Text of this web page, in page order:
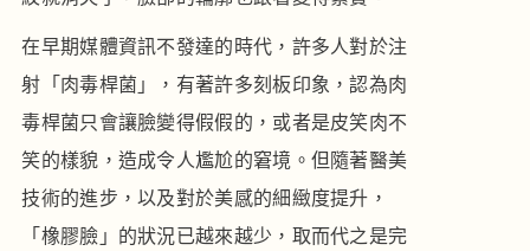
在早期媒體資訊不發達的時代，許多人對於注
射「肉毒桿菌」，有著許多刻板印象，認為肉
毒桿菌只會讓臉變得假假的，或者是皮笑肉不
笑的樣貌，造成令人尷尬的窘境。但隨著醫美
技術的進步，以及對於美感的細緻度提升，
「橡膠臉」的狀況已越來越少，取而代之是完